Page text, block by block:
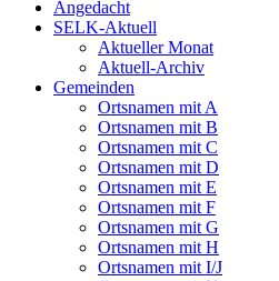
Angedacht
SELK-Aktuell
Aktueller Monat
Aktuell-Archiv
Gemeinden
Ortsnamen mit A
Ortsnamen mit B
Ortsnamen mit C
Ortsnamen mit D
Ortsnamen mit E
Ortsnamen mit F
Ortsnamen mit G
Ortsnamen mit H
Ortsnamen mit I/J